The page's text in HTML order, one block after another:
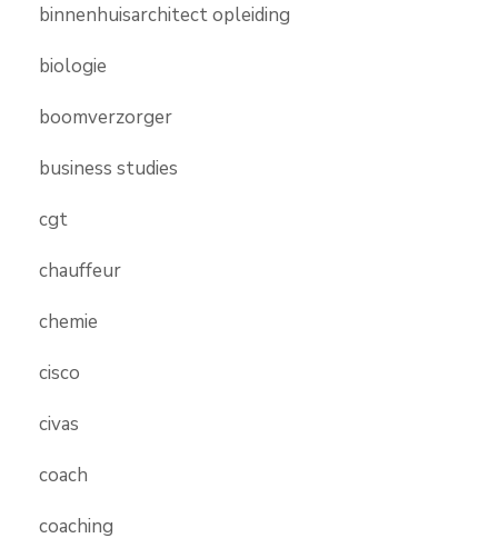
binnenhuisarchitect opleiding
biologie
boomverzorger
business studies
cgt
chauffeur
chemie
cisco
civas
coach
coaching